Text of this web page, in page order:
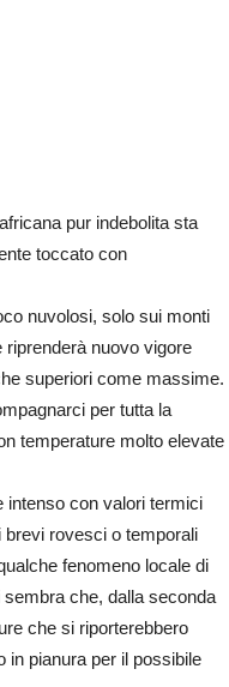
pur indebolita sta
toccato con
nuvolosi, solo sui monti
riprenderà nuovo vigore
superiori come massime.
per tutta la
temperature molto elevate
intenso con valori termici
brevi rovesci o temporali
fenomeno locale di
che, dalla seconda
che si riporterebbero
in pianura per il possibile